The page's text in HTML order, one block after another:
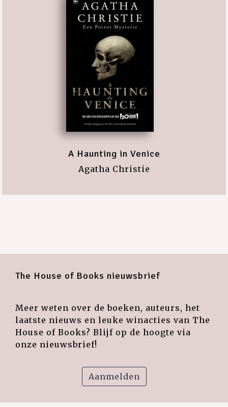
A Haunting in Venice
Agatha Christie
The House of Books nieuwsbrief
Meer weten over de boeken, auteurs, het
laatste nieuws en leuke winacties van The
House of Books? Blijf op de hoogte via
onze nieuwsbrief!
Aanmelden